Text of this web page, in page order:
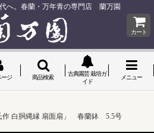
代へ。春蘭・万年青の専門店 蘭万園
カート
ージ 商品検索
古典園芸 栽培ガ
イド
メニュー
白胴縄縁 扇面扇」 春蘭鉢 5.5号